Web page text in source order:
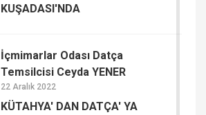
KUŞADASI'NDA
İçmimarlar Odası Datça
Temsilcisi Ceyda YENER
22 Aralık 2022
KÜTAHYA' DAN DATÇA' YA